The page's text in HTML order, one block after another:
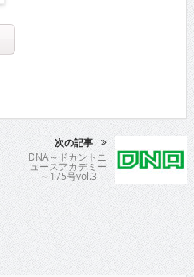
次の記事
DNA～ドカントニ
ュースアカデミー
～175号vol.3